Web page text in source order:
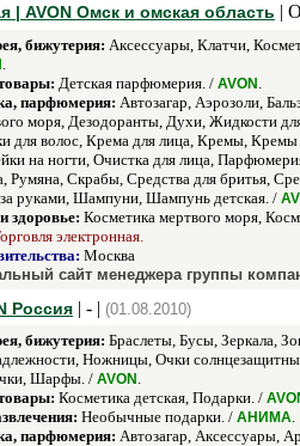
| AVON Омск и омская область |
бижутерия: Аксессуары, Клатчи,
.
Детская парфюмерия. / AVON .
парфюмерия: Автозагар, Аэрозоли,
моря, Дезодоранты, Духи, Жидкости
для волос, Крема для лица, Кремы,
на ногти, Очистка для лица,
Румяна, Скрабы, Средства для бритья,
руками, Шампуни, Шампунь детская. /
здоровье: Косметика мертвого моря,
электронная.
Москва
сайт менеджера группы
Россия | - | (01.08.2010)
бижутерия: Браслеты, Бусы, Зеркала,
Ножницы, Очки
Шарфы. / AVON .
Косметика детская, Подарки. /
Необычные подарки. / АНИМА.
парфюмерия: Автозагар, Аксессуары,